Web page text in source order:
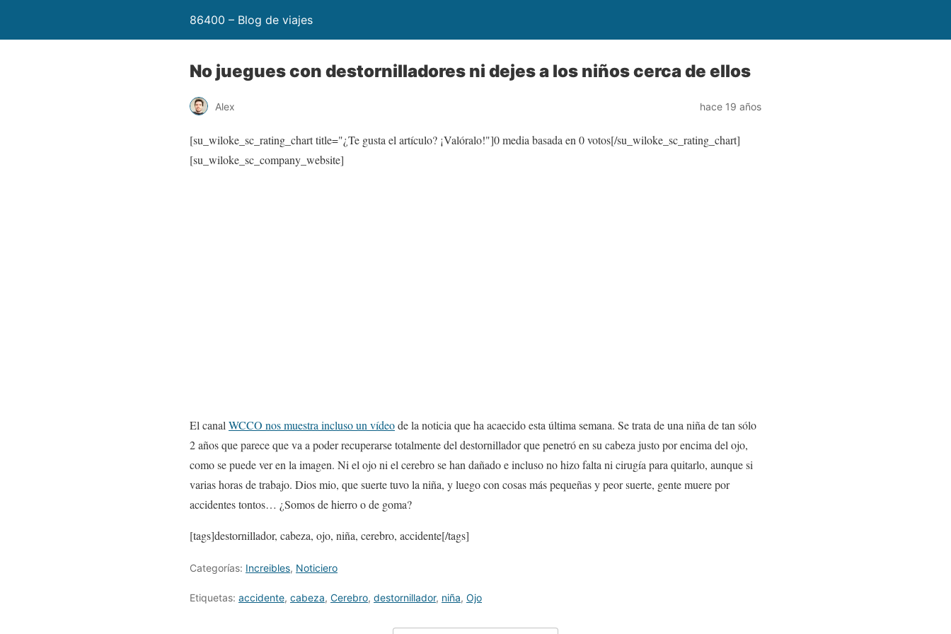
86400 – Blog de viajes
No juegues con destornilladores ni dejes a los niños cerca de ellos
Alex hace 19 años
[su_wiloke_sc_rating_chart title="¿Te gusta el artículo? ¡Valóralo!"]0media basada en 0votos[/su_wiloke_sc_rating_chart]
[su_wiloke_sc_company_website]
El canal WCCO nos muestra incluso un vídeode la noticia que ha acaecido esta última semana. Se trata de una niña de tan sólo
2 años que parece que va a poder recuperarse totalmente del destornillador que penetró en su cabeza justo por encima del ojo,
como se puede ver en la imagen. Ni el ojo ni el cerebro se han dañado e incluso no hizo falta ni cirugía para quitarlo, aunque si
varias horas de trabajo. Dios mio, que suerte tuvo la niña, y luego con cosas más pequeñas y peor suerte, gente muere por
accidentes tontos… ¿Somos de hierro o de goma?
[tags]destornillador, cabeza, ojo, niña, cerebro, accidente[/tags]
Categorías: Increibles, Noticiero
Etiquetas: accidente, cabeza, Cerebro, destornillador, niña, Ojo